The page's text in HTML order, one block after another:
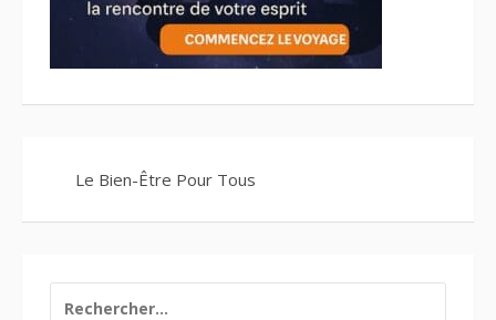
Le Bien-Être Pour Tous